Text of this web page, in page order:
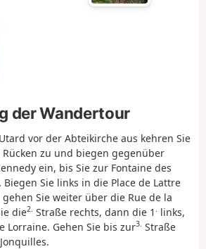
der Wandertour
vor der Abteikirche aus kehren Sie
zu und biegen gegenüber
ein, bis Sie zur Fontaine des
Sie links in die Place de Lattre
Sie weiter über die Rue de la
die2. Straße rechts, dann die 1 . links,
Lorraine. Gehen Sie bis zur3. Straße